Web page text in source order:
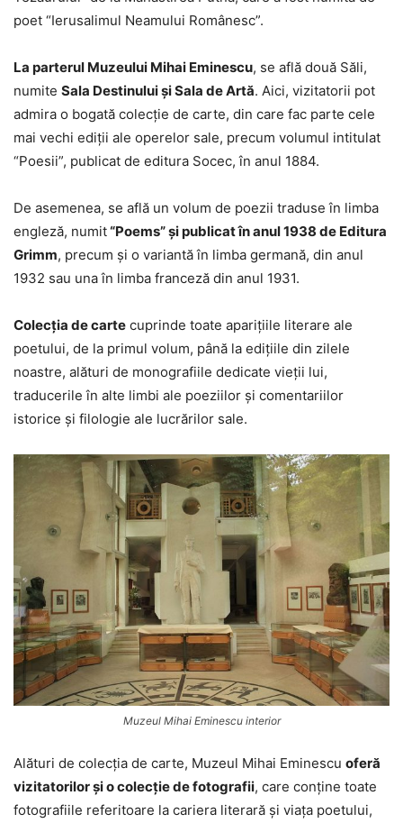
poet “Ierusalimul Neamului Românesc”.
La parterul Muzeului Mihai Eminescu, se află două Săli,
numite Sala Destinului şi Sala de Artă. Aici, vizitatorii pot
admira o bogată colecţie de carte, din care fac parte cele
mai vechi ediţii ale operelor sale, precum volumul intitulat
“Poesii”, publicat de editura Socec, în anul 1884.
De asemenea, se află un volum de poezii traduse în limba
engleză, numit“Poems” şi publicat în anul 1938 de Editura
Grimm, precum şi o variantă în limba germană, din anul
1932 sau una în limba franceză din anul 1931.
Colecţia de carte cuprinde toate apariţiile literare ale
poetului, de la primul volum, până la ediţiile din zilele
noastre, alături de monografiile dedicate vieţii lui,
traducerile în alte limbi ale poeziilor şi comentariilor
istorice şi filologie ale lucrărilor sale.
Muzeul Mihai Eminescu interior
Alături de colecţia de carte, Muzeul Mihai Eminescu oferă
vizitatorilor şi o colecţie de fotografii, care conţine toate
fotografiile referitoare la cariera literară şi viaţa poetului,